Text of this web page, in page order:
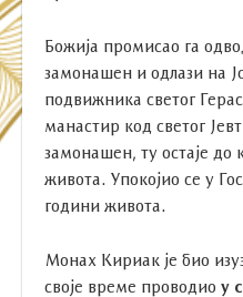
Божија промисао га
замонашен и одлази на
подвижника светог
манастир код светог
замонашен, ту остаје до
живота. Упокојио се у
години живота.
Монах Кириак је био
своје време проводио у